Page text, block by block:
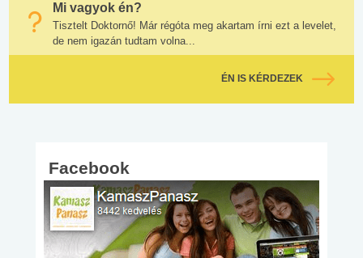
Mi vagyok én?
Tisztelt Doktornő! Már régóta meg akartam írni ezt a levelet,
de nem igazán tudtam volna...
ÉN IS KÉRDEZEK
Facebook